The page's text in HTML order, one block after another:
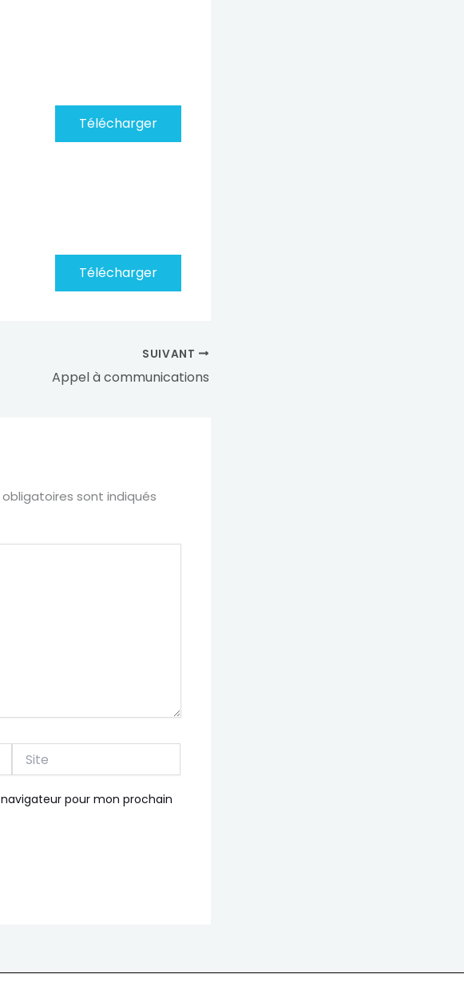
Télécharger
Télécharger
SUIVANT
Appel à communications
sont indiqués
pour mon prochain